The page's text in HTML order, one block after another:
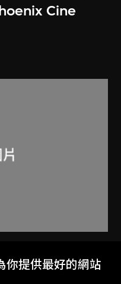
Cine
of
你提供最好的網站